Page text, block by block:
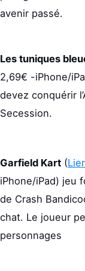
avenir passé.
Les tuniques
2,69€ -iPhone/
devez conquérir
Secession.
Garfield Kart (
iPhone/iPad) jeu
de Crash
chat. Le joueur
personnages